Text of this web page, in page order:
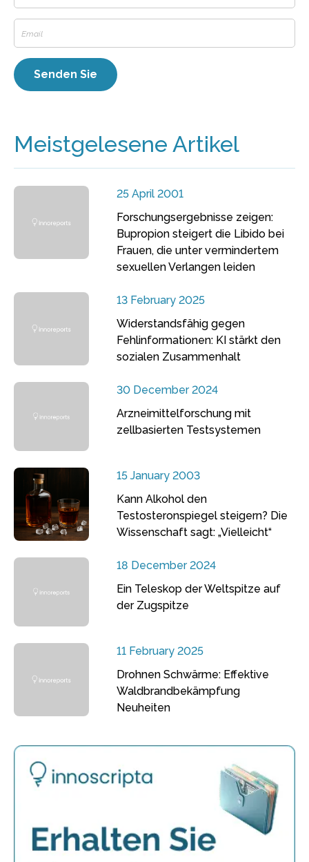
Meistgelesene Artikel
25 April 2001
Forschungsergebnisse zeigen:
Bupropion steigert die Libido bei
Frauen, die unter vermindertem
sexuellen Verlangen leiden
13 February 2025
Widerstandsfähig gegen
Fehlinformationen: KI stärkt den
sozialen Zusammenhalt
30 December 2024
Arzneimittelforschung mit
zellbasierten Testsystemen
15 January 2003
Kann Alkohol den
Testosteronspiegel steigern? Die
Wissenschaft sagt: „Vielleicht“
18 December 2024
Ein Teleskop der Weltspitze auf
der Zugspitze
11 February 2025
Drohnen Schwärme: Effektive
Waldbrandbekämpfung
Neuheiten